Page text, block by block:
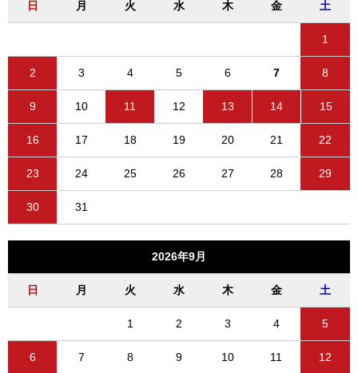
日 月 火 水 木 金 土
1
2 3 4 5 6 7 8
9 10 11 12 13 14 15
16 17 18 19 20 21 22
23 24 25 26 27 28 29
30 31
2026年9月
日 月 火 水 木 金 土
1 2 3 4 5
6 7 8 9 10 11 12